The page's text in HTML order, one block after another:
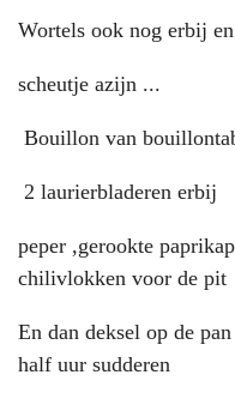
Wortels ook nog erbij
scheutje azijn ...
Bouillon van
2 laurierbladeren erbij
peper ,gerookte
chilivlokken voor de pit
En dan deksel op de
half uur sudderen